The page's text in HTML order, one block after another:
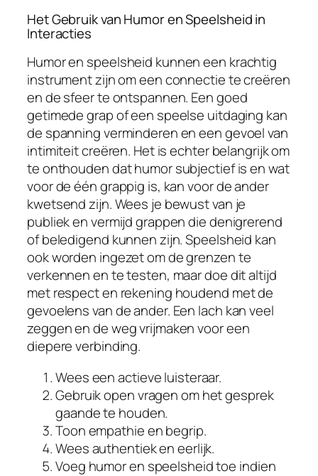
Het Gebruik van Humor en Speelsheid in
Interacties
Humor en speelsheid kunnen een krachtig
instrument zijn om een connectie te creëren
en de sfeer te ontspannen. Een goed
getimede grap of een speelse uitdaging kan
de spanning verminderen en een gevoel van
intimiteit creëren. Het is echter belangrijk om
te onthouden dat humor subjectief is en wat
voor de één grappig is, kan voor de ander
kwetsend zijn. Wees je bewust van je
publiek en vermijd grappen die denigrerend
of beledigend kunnen zijn. Speelsheid kan
ook worden ingezet om de grenzen te
verkennen en te testen, maar doe dit altijd
met respect en rekening houdend met de
gevoelens van de ander. Een lach kan veel
zeggen en de weg vrijmaken voor een
diepere verbinding.
Wees een actieve luisteraar.
Gebruik open vragen om het gesprek
gaande te houden.
Toon empathie en begrip.
Wees authentiek en eerlijk.
Voeg humor en speelsheid toe indien